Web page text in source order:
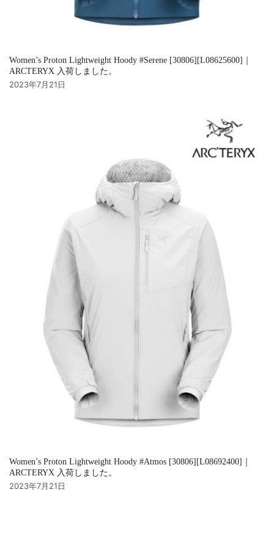
Women’s Proton Lightweight Hoody #Serene [30806][L08625600]｜
ARCTERYX 入荷しました。
2023年7月21日
Women’s Proton Lightweight Hoody #Atmos [30806][L08692400]｜
ARCTERYX 入荷しました。
2023年7月21日